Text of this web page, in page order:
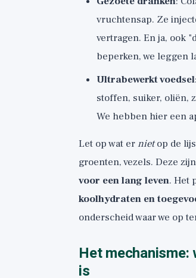
vruchtensap. Ze
vertragen. En ja, ook
beperken, we leggen
Ultrabewerkt voedsel
stoffen, suiker, oliën,
We hebben hier een
Let op wat ernietop de
groenten, vezels. Deze
voor een lang leven. Het
koolhydraten en
onderscheid waar we op
Het
is